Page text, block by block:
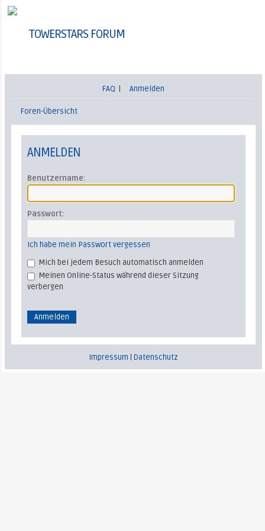
TOWERSTARS FORUM
FAQ Anmelden
Foren-Übersicht
ANMELDEN
Benutzername:
Passwort:
Ich habe mein Passwort vergessen
Mich bei jedem Besuch automatisch anmelden
Meinen Online-Status während dieser Sitzung
verbergen
Impressum |Datenschutz